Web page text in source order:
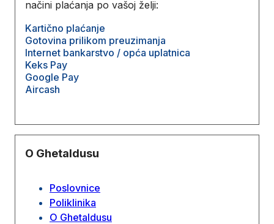
načini plaćanja po vašoj želji:
Kartično plaćanje
Gotovina prilikom preuzimanja
Internet bankarstvo / opća uplatnica
Keks Pay
Google Pay
Aircash
O Ghetaldusu
Poslovnice
Poliklinika
O Ghetaldusu